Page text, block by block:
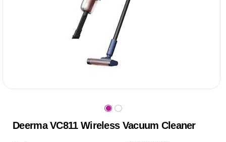
Deerma VC811 Wireless Vacuum Cleaner